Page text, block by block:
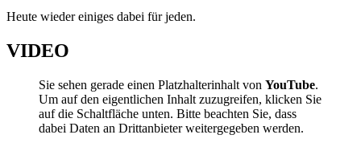
Heute wieder einiges dabei für jeden.
VIDEO
Sie sehen gerade einen Platzhalterinhalt von YouTube.
Um auf den eigentlichen Inhalt zuzugreifen, klicken Sie
auf die Schaltfläche unten. Bitte beachten Sie, dass
dabei Daten an Drittanbieter weitergegeben werden.